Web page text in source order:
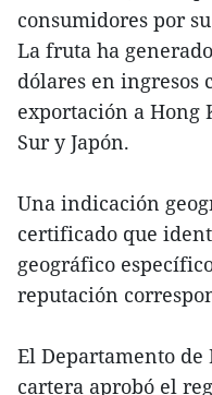
consumidores por
La fruta ha
dólares en ingresos
exportación a Hong
Sur y Japón.
Una indicación
certificado que
geográfico
reputación
El Departamento
cartera aprobó el